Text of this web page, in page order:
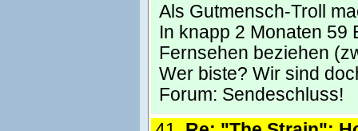
Als Gutmensch-Troll
In knapp 2 Monaten 59
Fernsehen beziehen
Wer biste? Wir sind
Forum: Sendeschluss!